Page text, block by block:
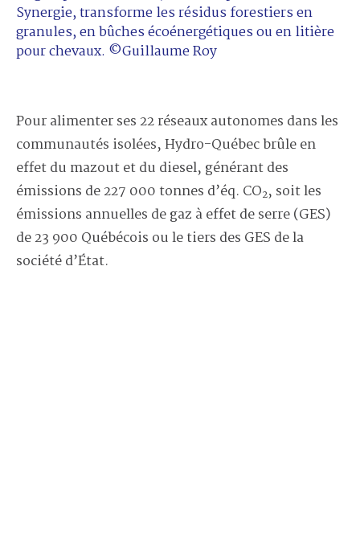
Synergie, transforme les résidus forestiers en
granules, en bûches écoénergétiques ou en litière
pour chevaux. ©Guillaume Roy
Pour alimenter ses 22 réseaux autonomes dans les
communautés isolées, Hydro-Québec brûle en
effet du mazout et du diesel, générant des
émissions de 227 000 tonnes d’éq. CO2, soit les
émissions annuelles de gaz à effet de serre (GES)
de 23 900 Québécois ou le tiers des GES de la
société d’État.